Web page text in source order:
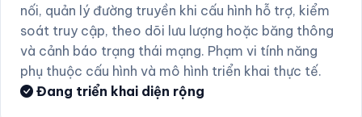
nối, quản lý đường truyền khi cấu hình hỗ trợ, kiểm
soát truy cập, theo dõi lưu lượng hoặc băng thông
và cảnh báo trạng thái mạng. Phạm vi tính năng
phụ thuộc cấu hình và mô hình triển khai thực tế.
Đang triển khai diện rộng